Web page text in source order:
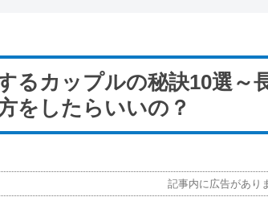
るカップルの秘訣10選～
をしたらいいの？
記事内に広告があり